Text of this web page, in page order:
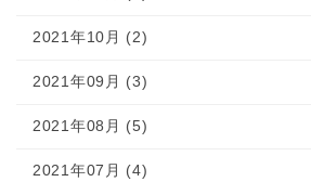
2021年10月 (2)
2021年09月 (3)
2021年08月 (5)
2021年07月 (4)